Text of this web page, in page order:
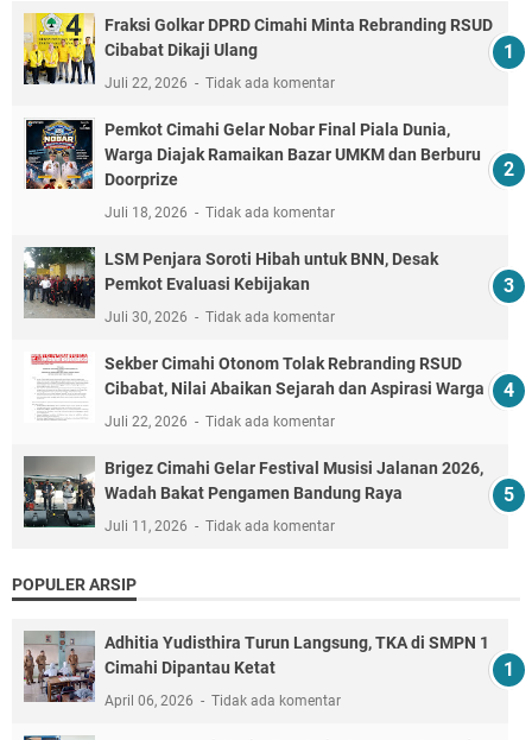
Fraksi Golkar DPRD Cimahi Minta Rebranding RSUD
Cibabat Dikaji Ulang
Juli 22, 2026 Tidak ada komentar
Pemkot Cimahi Gelar Nobar Final Piala Dunia,
Warga Diajak Ramaikan Bazar UMKM dan Berburu
Doorprize
Juli 18, 2026 Tidak ada komentar
LSM Penjara Soroti Hibah untuk BNN, Desak
Pemkot Evaluasi Kebijakan
Juli 30, 2026 Tidak ada komentar
Sekber Cimahi Otonom Tolak Rebranding RSUD
Cibabat, Nilai Abaikan Sejarah dan Aspirasi Warga
Juli 22, 2026 Tidak ada komentar
Brigez Cimahi Gelar Festival Musisi Jalanan 2026,
Wadah Bakat Pengamen Bandung Raya
Juli 11, 2026 Tidak ada komentar
POPULER ARSIP
Adhitia Yudisthira Turun Langsung, TKA di SMPN 1
Cimahi Dipantau Ketat
April 06, 2026 Tidak ada komentar